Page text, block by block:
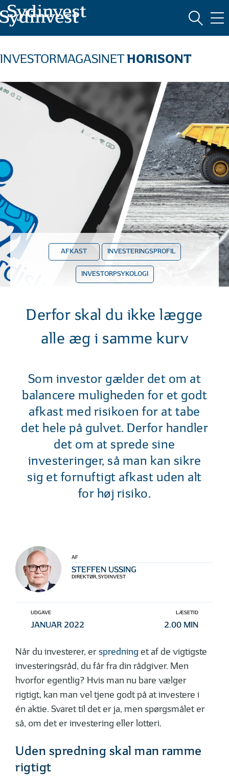
MARKEDSFØRINGSMATERIALE
INVESTORMAGASINETHORISONT
AFKAST INVESTERINGSPROFIL
INVESTORPSYKOLOGI
Derfor skal du ikke lægge
alle æg i samme kurv
Som investor gælder det om at
balancere muligheden for et godt
afkast med risikoen for at tabe
det hele på gulvet. Derfor handler
det om at sprede sine
investeringer, så man kan sikre
sig et fornuftigt afkast uden alt
for høj risiko.
AF
STEFFEN USSING
DIREKTØR, SYDINVEST
UDGAVE
JANUAR 2022
LÆSETID
2.00 MIN
Når du investerer, erspredning et af de vigtigste
investeringsråd, du får fra din rådgiver. Men
hvorfor egentlig? Hvis man nu bare vælger
rigtigt, kan man vel tjene godt på at investere i
én aktie. Svaret til det er ja, men spørgsmålet er
så, om det er investering eller lotteri.
Uden spredning skal man ramme
rigtigt